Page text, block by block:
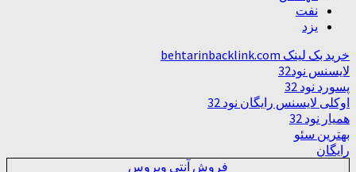
نفت
یزد
خرید بک لینک behtarinbacklink.com
لایسنس نود32
پسورد نود 32
اوکلی لایسنس رایگان نود 32
همیار نود 32
بهترین سئو
رایگان
فروش آنتی ویروس